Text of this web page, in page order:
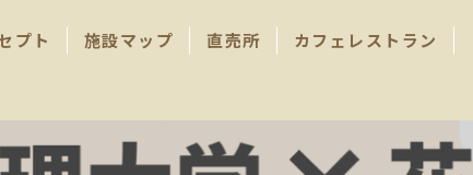
プト 施設マップ 直売所 カフェレストラン